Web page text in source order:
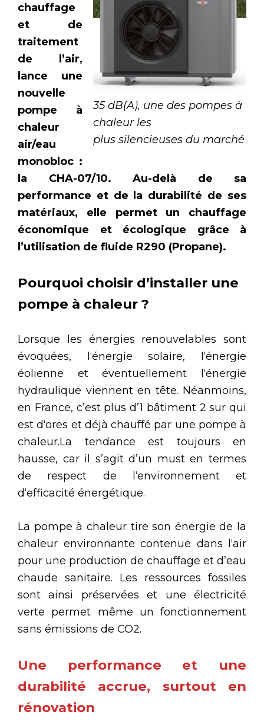
35 dB(A), une des pompes à
chaleur les
plus silencieuses du marché
chauffage
et de
traitement
de l’air,
lance une
nouvelle
pompe à
chaleur
air/eau
monobloc :
la CHA-07/10. Au-delà de sa
performance et de la durabilité de ses
matériaux, elle permet un chauffage
économique et écologique grâce à
l’utilisation de fluide R290 (Propane).
Pourquoi choisir d’installer une
pompe à chaleur ?
Lorsque les énergies renouvelables sont
évoquées, l‘énergie solaire, l‘énergie
éolienne et éventuellement l‘énergie
hydraulique viennent en tête. Néanmoins,
en France, c’est plus d’1 bâtiment 2 sur qui
est d‘ores et déjà chauffé par une pompe à
chaleur.La tendance est toujours en
hausse, car il s’agit d’un must en termes
de respect de l‘environnement et
d‘efficacité énergétique.
La pompe à chaleur tire son énergie de la
chaleur environnante contenue dans l‘air
pour une production de chauffage et d’eau
chaude sanitaire. Les ressources fossiles
sont ainsi préservées et une électricité
verte permet même un fonctionnement
sans émissions de CO2.
Une performance et une
durabilité accrue, surtout en
rénovation